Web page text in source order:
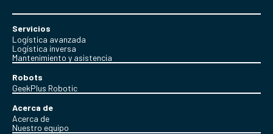
Servicios
Logística avanzada
Logística inversa
Mantenimiento y asistencia
Robots
GeekPlus Robotic
Acerca de
Acerca de
Nuestro equipo